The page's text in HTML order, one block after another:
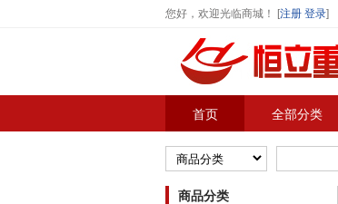
您好，欢迎光临商城！ [注册 登录]
首页 全部分类
商品分类